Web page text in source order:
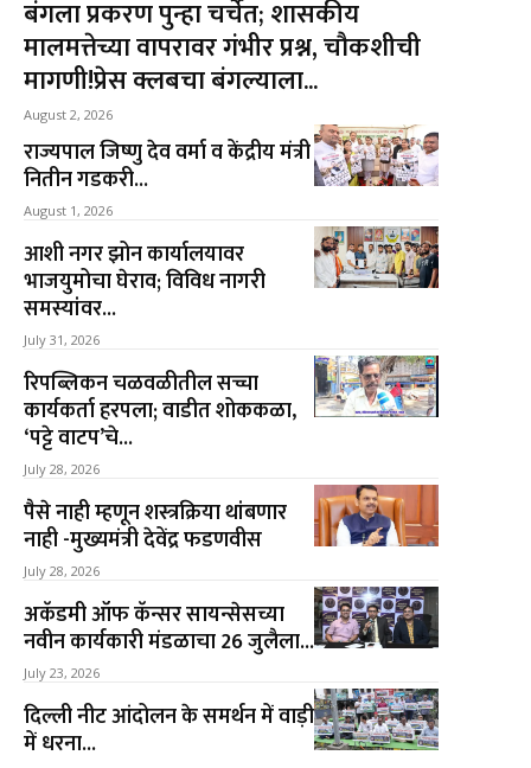
बंगला प्रकरण पुन्हा चर्चेत; शासकीय
मालमत्तेच्या वापरावर गंभीर प्रश्न, चौकशीची
मागणी!प्रेस क्लबचा बंगल्याला...
August 2, 2026
राज्यपाल जिष्णु देव वर्मा व केंद्रीय मंत्री
नितीन गडकरी...
August 1, 2026
आशी नगर झोन कार्यालयावर
भाजयुमोचा घेराव; विविध नागरी
समस्यांवर...
July 31, 2026
रिपब्लिकन चळवळीतील सच्चा
कार्यकर्ता हरपला; वाडीत शोककळा,
‘पट्टे वाटप’चे...
July 28, 2026
पैसे नाही म्हणून शस्त्रक्रिया थांबणार
नाही -मुख्यमंत्री देवेंद्र फडणवीस
July 28, 2026
अकॅडमी ऑफ कॅन्सर सायन्सेसच्या
नवीन कार्यकारी मंडळाचा 26 जुलैला...
July 23, 2026
दिल्ली नीट आंदोलन के समर्थन में वाड़ी
में धरना...